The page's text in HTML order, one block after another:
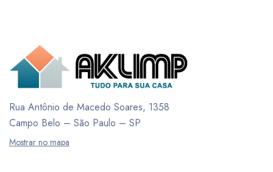
Rua Antônio de Macedo Soares, 1358
Campo Belo – São Paulo – SP
Mostrar no mapa